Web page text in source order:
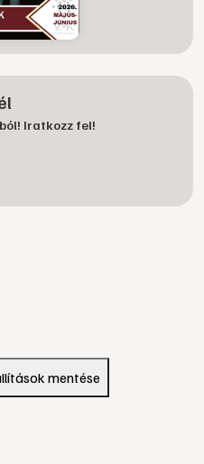
Iratkozz fel!
mentése